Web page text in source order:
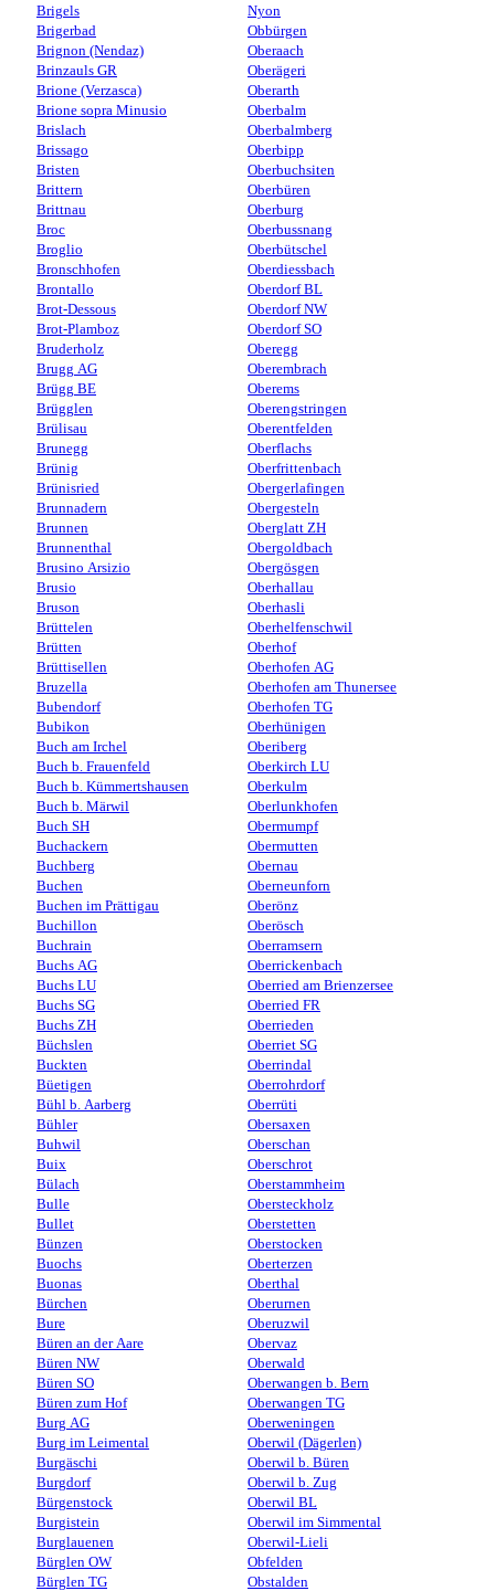
Brigels
Brigerbad
Brignon (Nendaz)
Brinzauls GR
Brione (Verzasca)
Brione sopra Minusio
Brislach
Brissago
Bristen
Brittern
Brittnau
Broc
Broglio
Bronschhofen
Brontallo
Brot-Dessous
Brot-Plamboz
Bruderholz
Brugg AG
Brügg BE
Brügglen
Brülisau
Brunegg
Brünig
Brünisried
Brunnadern
Brunnen
Brunnenthal
Brusino Arsizio
Brusio
Bruson
Brüttelen
Brütten
Brüttisellen
Bruzella
Bubendorf
Bubikon
Buch am Irchel
Buch b. Frauenfeld
Buch b. Kümmertshausen
Buch b. Märwil
Buch SH
Buchackern
Buchberg
Buchen
Buchen im Prättigau
Buchillon
Buchrain
Buchs AG
Buchs LU
Buchs SG
Buchs ZH
Büchslen
Buckten
Büetigen
Bühl b. Aarberg
Bühler
Buhwil
Buix
Bülach
Bulle
Bullet
Bünzen
Buochs
Buonas
Bürchen
Bure
Büren an der Aare
Büren NW
Büren SO
Büren zum Hof
Burg AG
Burg im Leimental
Burgäschi
Burgdorf
Bürgenstock
Burgistein
Burglauenen
Bürglen OW
Bürglen TG
Nyon
Obbürgen
Oberaach
Oberägeri
Oberarth
Oberbalm
Oberbalmberg
Oberbipp
Oberbuchsiten
Oberbüren
Oberburg
Oberbussnang
Oberbütschel
Oberdiessbach
Oberdorf BL
Oberdorf NW
Oberdorf SO
Oberegg
Oberembrach
Oberems
Oberengstringen
Oberentfelden
Oberflachs
Oberfrittenbach
Obergerlafingen
Obergesteln
Oberglatt ZH
Obergoldbach
Obergösgen
Oberhallau
Oberhasli
Oberhelfenschwil
Oberhof
Oberhofen AG
Oberhofen am Thunersee
Oberhofen TG
Oberhünigen
Oberiberg
Oberkirch LU
Oberkulm
Oberlunkhofen
Obermumpf
Obermutten
Obernau
Oberneunforn
Oberönz
Oberösch
Oberramsern
Oberrickenbach
Oberried am Brienzersee
Oberried FR
Oberrieden
Oberriet SG
Oberrindal
Oberrohrdorf
Oberrüti
Obersaxen
Oberschan
Oberschrot
Oberstammheim
Obersteckholz
Oberstetten
Oberstocken
Oberterzen
Oberthal
Oberurnen
Oberuzwil
Obervaz
Oberwald
Oberwangen b. Bern
Oberwangen TG
Oberweningen
Oberwil (Dägerlen)
Oberwil b. Büren
Oberwil b. Zug
Oberwil BL
Oberwil im Simmental
Oberwil-Lieli
Obfelden
Obstalden